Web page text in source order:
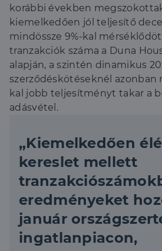
korábbi években
kiemelkedően jól teljesítő
mindössze 9%-kal
tranzakciók száma a Duna
alapján, a szintén dinamikus
szerződéskötéseknél azonban
kal jobb teljesítményt takar a
adásvétel.
„Kiemelkedően
kereslet mellett
eredményeket
január
ingatlanpiacon,